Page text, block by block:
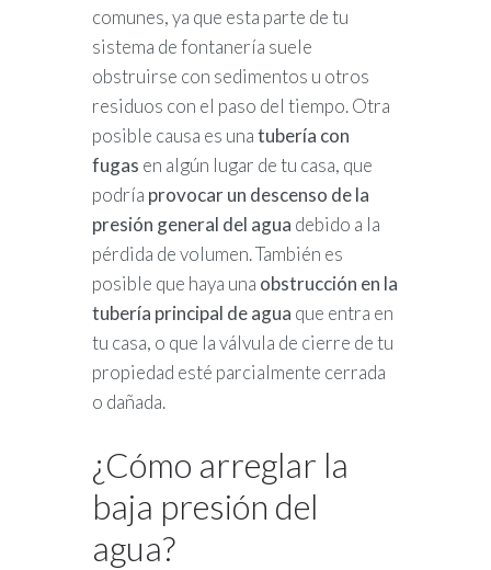
comunes, ya que esta parte de tu
sistema de fontanería suele
obstruirse con sedimentos u otros
residuos con el paso del tiempo. Otra
posible causa es unatubería con
fugas en algún lugar de tu casa, que
podría provocar un descenso de la
presión general del agua debido a la
pérdida de volumen. También es
posible que haya una obstrucción en la
tubería principal de agua que entra en
tu casa, o que la válvula de cierre de tu
propiedad esté parcialmente cerrada
o dañada.
¿Cómo arreglar la
baja presión del
agua?